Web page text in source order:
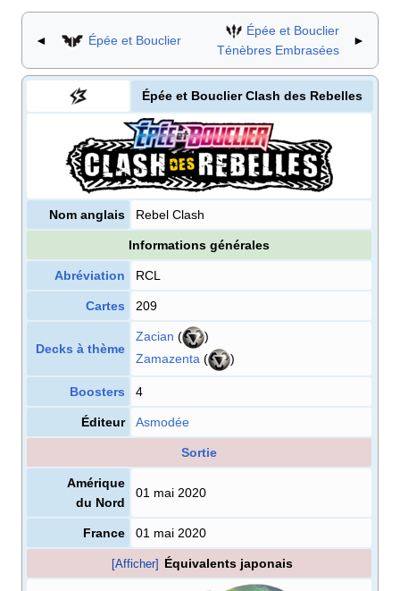
◄ Épée et Bouclier
Épée et Bouclier
Ténèbres Embrasées
►
Épée et Bouclier Clash des Rebelles
Nom anglais Rebel Clash
Informations générales
Abréviation RCL
Cartes 209
Decks à thème
Zacian (
)
Zamazenta ( )
Boosters 4
Éditeur Asmodée
Sortie
Amérique
du Nord
01 mai 2020
France 01 mai 2020
[Afficher] Équivalents japonais